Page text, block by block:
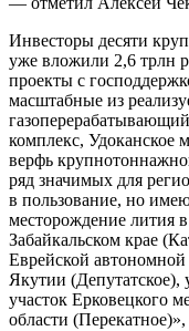
Инвесторы десяти
уже вложили 2,6 трлн
проекты с
масштабные из
комплекс,
верфь
ряд значимых для
в пользование, но
месторождение лития
Забайкальском крае
Еврейской
Якутии (Депутатское),
участок Ерковецкого
области